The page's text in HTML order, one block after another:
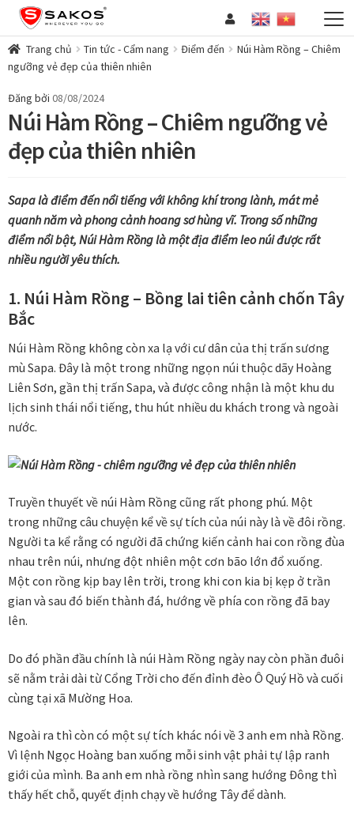
đến
Điều
hướng
Chuyển
đến
nội
dung
HOT DEAL
Mở
VALI
BALO
CẶP
TÚI XÁCH
THẮT LƯNG
PHỤ KIỆN
COLLECTIONS
con
B2B (KHÁCH DOANH NGHIỆP)
GIỚI THIỆU
TIN TỨC – CẨM NANG
rộng
con
TUYỂN DỤNG
Hotline:1800 599 962(miễn phí)
Hệ thống cửa hàng
Trang chủ Tin tức - Cẩm nang Điểm đến
Núi Hàm Rồng – Chiêm
ngưỡng vẻ đẹp của thiên nhiên
Đăng bởi 08/08/2024
Núi Hàm Rồng – Chiêm ngưỡng vẻ
đẹp của thiên nhiên
Sapa là điểm đến nổi tiếng với không khí trong lành, mát mẻ
quanh năm và phong cảnh hoang sơ hùng vĩ. Trong số những
điểm nổi bật, Núi Hàm Rồng là một địa điểm leo núi được rất
nhiều người yêu thích.
1. Núi Hàm Rồng – Bồng lai tiên cảnh chốn Tây
Bắc
Núi Hàm Rồng không còn xa lạ với cư dân của thị trấn sương
mù Sapa. Đây là một trong những ngọn núi thuộc dãy Hoàng
Liên Sơn, gần thị trấn Sapa, và được công nhận là một khu du
lịch sinh thái nổi tiếng, thu hút nhiều du khách trong và ngoài
nước.
Truyền thuyết về núi Hàm Rồng cũng rất phong phú. Một
trong những câu chuyện kể về sự tích của núi này là về đôi rồng.
Người ta kể rằng có người đã chứng kiến cảnh hai con rồng đùa
nhau trên núi, nhưng đột nhiên một cơn bão lớn đổ xuống.
Một con rồng kịp bay lên trời, trong khi con kia bị kẹp ở trần
gian và sau đó biến thành đá, hướng về phía con rồng đã bay
lên.
Do đó phần đầu chính là núi Hàm Rồng ngày nay còn phần đuôi
sẽ nằm trải dài từ Cổng Trời cho đến đỉnh đèo Ô Quý Hồ và cuối
cùng tại xã Mường Hoa.
Ngoài ra thì còn có một sự tích khác nói về 3 anh em nhà Rồng.
Vì lệnh Ngọc Hoàng ban xuống mỗi sinh vật phải tự lập ranh
giới của mình. Ba anh em nhà rồng nhìn sang hướng Đông thì
thấy hết chỗ, quyết định chạy về hướng Tây để dành.